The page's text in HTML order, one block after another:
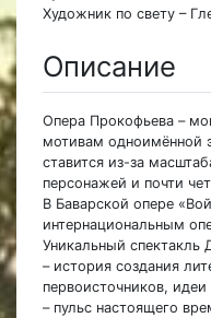
Художник по свету –
Описание
Опера Прокофьева –
мотивам одноимённой
ставится из-за
персонажей и почти
В Баварской опере
интернациональным
Уникальный спектакль
– история создания
первоисточников,
– пульс настоящего